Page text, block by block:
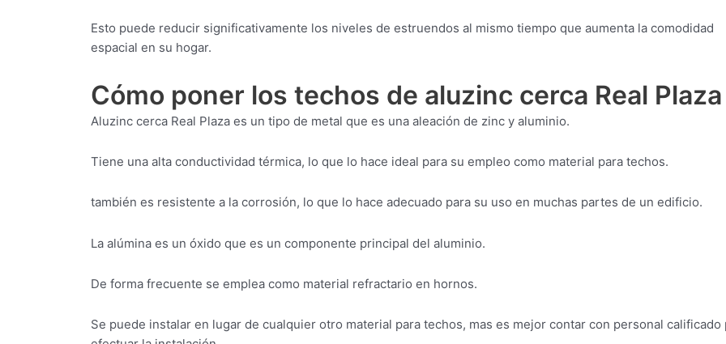
Esto puede reducir significativamente los niveles de estruendos al mismo tiempo que aumenta la comodidad
espacial en su hogar.
Cómo poner los techos de aluzinc cerca Real Plaza
Aluzinc cerca Real Plaza es un tipo de metal que es una aleación de zinc y aluminio.
Tiene una alta conductividad térmica, lo que lo hace ideal para su empleo como material para techos.
también es resistente a la corrosión, lo que lo hace adecuado para su uso en muchas partes de un edificio.
La alúmina es un óxido que es un componente principal del aluminio.
De forma frecuente se emplea como material refractario en hornos.
Se puede instalar en lugar de cualquier otro material para techos, mas es mejor contar con personal calificado